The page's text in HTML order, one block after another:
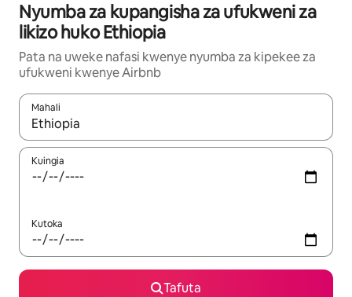
Nyumba za kupangisha za ufukweni za
likizo huko Ethiopia
Pata na uweke nafasi kwenye nyumba za kipekee za
ufukweni kwenye Airbnb
Mahali
Wakati matokeo yanapatikana, vinjari kwa kutumia vitufe vya
Kuingia
Kutoka
Tafuta